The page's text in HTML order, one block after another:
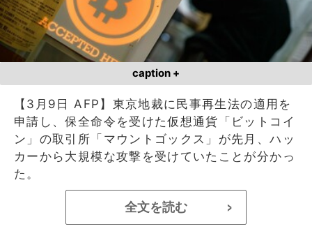
caption +
【3月9日 AFP】東京地裁に民事再生法の適用を
申請し、保全命令を受けた仮想通貨「ビットコイ
ン」の取引所「マウントゴックス」が先月、ハッ
カーから大規模な攻撃を受けていたことが分かっ
た。
全文を読む >